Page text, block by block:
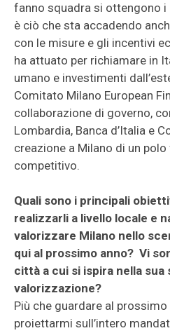
fanno squadra si ottengono
è ciò che sta accadendo
con le misure e gli incentivi
ha attuato per richiamare in
umano e investimenti
Comitato Milano European
collaborazione di governo,
Lombardia, Banca d’Italia e
creazione a Milano di un
competitivo.
Quali sono i principali
realizzarli a livello locale e
valorizzare Milano nello
qui al prossimo anno? Vi
città a cui si ispira nella sua
valorizzazione?
Più che guardare al
proiettarmi sull’intero